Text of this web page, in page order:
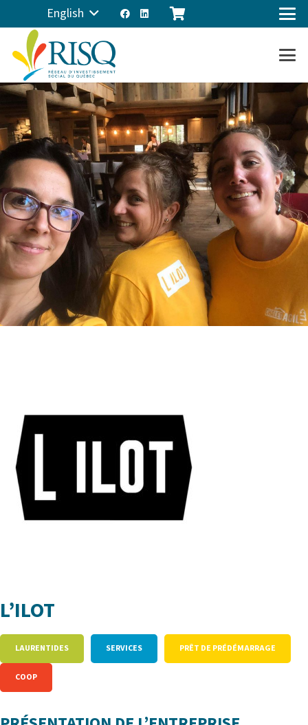
English
L’ILOT
LAURENTIDES SERVICES PRÊT DE PRÉDÉMARRAGE
COOP